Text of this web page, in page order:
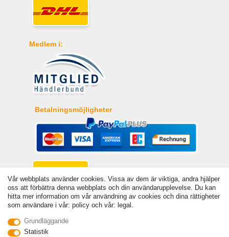
Medlem i:
Betalningsmöjligheter
© Copyright 2026 | Alla rattigheter forbehallna. - Angivna priser är inklusive 19 %
moms | För grundpris, se respektive artikel | Gäller för försändelser inom Sverige
Vår webbplats använder cookies. Vissa av dem är viktiga, andra hjälper
oss att förbättra denna webbplats och din användarupplevelse. Du kan
hitta mer information om vår användning av cookies och dina rättigheter
som användare i vår: policy och vår: legal.
Grundläggande
Statistik